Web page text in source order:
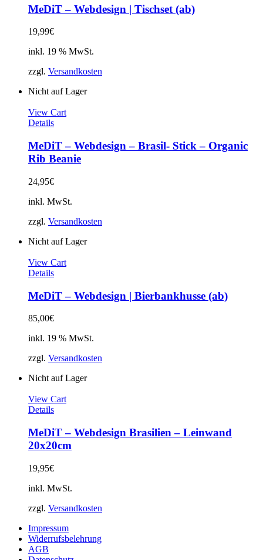
MeDiT – Webdesign | Tischset (ab)
19,99€
inkl. 19 % MwSt.
zzgl. Versandkosten
Nicht auf Lager
View Cart
Details
MeDiT – Webdesign – Brasil- Stick – Organic
Rib Beanie
24,95€
inkl. MwSt.
zzgl. Versandkosten
Nicht auf Lager
View Cart
Details
MeDiT – Webdesign | Bierbankhusse (ab)
85,00€
inkl. 19 % MwSt.
zzgl. Versandkosten
Nicht auf Lager
View Cart
Details
MeDiT – Webdesign Brasilien – Leinwand
20x20cm
19,95€
inkl. MwSt.
zzgl. Versandkosten
Impressum
Widerrufsbelehrung
AGB